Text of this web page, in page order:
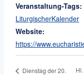
Veranstaltung-Tags:
LiturgischerKalender
Website:
https://
Dienstag der 20.